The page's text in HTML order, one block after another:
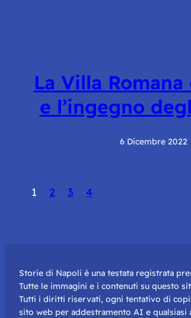
La Villa
e l’ingegno
6 Dicembre 2022
1 2 3 4
Storie di Napoli è una testata registrata
Tutte le immagini e i contenuti su questo
Tutti i diritti riservati, ogni tentativo di
sito web per addestramento AI e